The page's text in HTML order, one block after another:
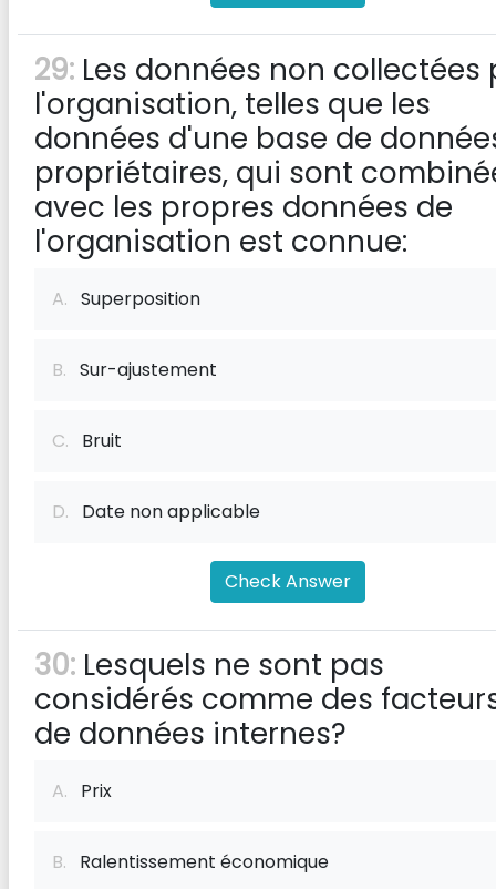
29: Les données non collectées
l'organisation, telles que les
données d'une base de
propriétaires, qui sont
avec les propres données de
l'organisation est connue:
A. Superposition
B. Sur-ajustement
C. Bruit
D. Date non applicable
Check Answer
30: Lesquels ne sont pas
considérés comme des
de données internes?
A. Prix
B. Ralentissement économique